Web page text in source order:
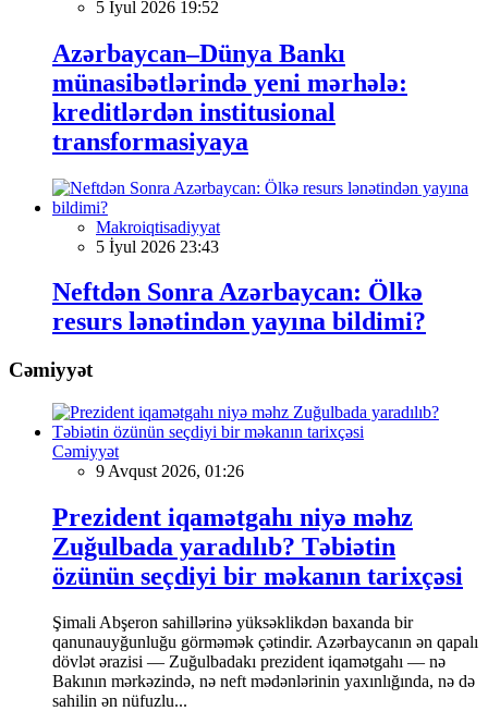
5 İyul 2026 19:52
Azərbaycan–Dünya Bankı
münasibətlərində yeni mərhələ:
kreditlərdən institusional
transformasiyaya
Makroiqtisadiyyat
5 İyul 2026 23:43
Neftdən Sonra Azərbaycan: Ölkə
resurs lənətindən yayına bildimi?
Cəmiyyət
Cəmiyyət
9 Avqust 2026, 01:26
Prezident iqamətgahı niyə məhz
Zuğulbada yaradılıb? Təbiətin
özünün seçdiyi bir məkanın tarixçəsi
Şimali Abşeron sahillərinə yüksəklikdən baxanda bir
qanunauyğunluğu görməmək çətindir. Azərbaycanın ən qapalı
dövlət ərazisi — Zuğulbadakı prezident iqamətgahı — nə
Bakının mərkəzində, nə neft mədənlərinin yaxınlığında, nə də
sahilin ən nüfuzlu...